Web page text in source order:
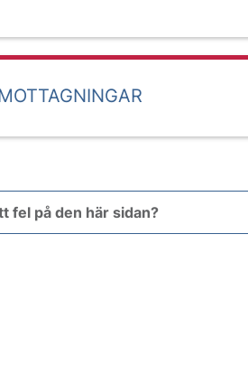
fel på den här sidan?